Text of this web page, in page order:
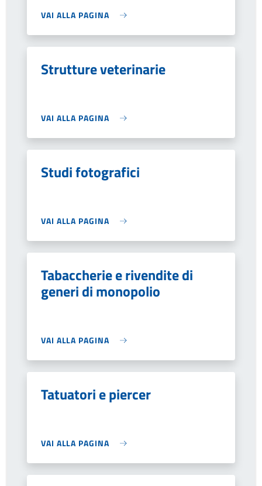
VAI ALLA PAGINA
Strutture veterinarie
VAI ALLA PAGINA
Studi fotografici
VAI ALLA PAGINA
Tabaccherie e rivendite di
generi di monopolio
VAI ALLA PAGINA
Tatuatori e piercer
VAI ALLA PAGINA